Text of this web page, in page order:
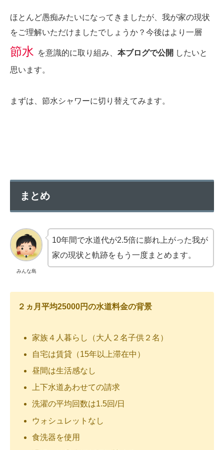
ほとんど愚痴みたいになってきましたが、我が家の現状
をご理解いただけましたでしょうか？今後はより一層
節水 を意識的に取り組み、 本ブログで公開 したいと
思います。
まずは、節水シャワーに切り替えてみます。
まとめ
みんな島
10年間で水道代が2.5倍に膨れ上がった我が
家の現状と軌跡をもう一度まとめます。
２ヵ月平均25000円の水道料金の背景
家族４人暮らし（大人２名子供２名）
自宅は賃貸（15年以上滞在中）
昼間は生活感なし
上下水道あわせての請求
洗濯の平均回数は1.5回/日
ウォシュレットなし
食洗器を使用